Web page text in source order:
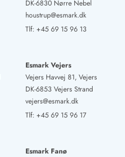
DK-6830 Nørre Nebel
houstrup@esmark.dk
Tlf: +45 69 15 96 13
Esmark Vejers
Vejers Havvej 81, Vejers
DK-6853 Vejers Strand
vejers@esmark.dk
Tlf: +45 69 15 96 17
Esmark Fanø